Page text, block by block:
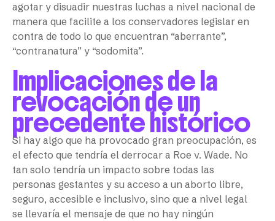
agotar y disuadir nuestras luchas a nivel nacional de
manera que facilite a los conservadores legislar en
contra de todo lo que encuentran “aberrante”,
“contranatura” y “sodomita”.
Implicaciones de la
revocación de un
precedente histórico
Si hay algo que ha provocado gran preocupación, es
el efecto que tendría el derrocar a Roe v. Wade. No
tan solo tendría un impacto sobre todas las
personas gestantes y su acceso a un aborto libre,
seguro, accesible e inclusivo, sino que a nivel legal
se llevaría el mensaje de que no hay ningún